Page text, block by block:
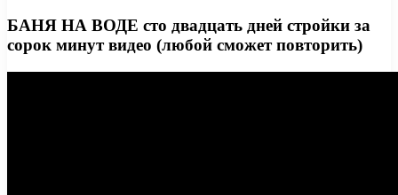
БАНЯ НА ВОДЕ сто двадцать дней стройки за
сорок минут видео (любой сможет повторить)